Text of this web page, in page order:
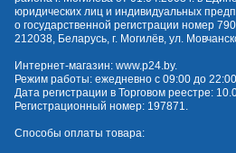
юридических лиц и индивидуальных
о государственной регистрации номер
212038, Беларусь, г. Могилёв, ул.
Интернет-магазин: www.p24.by.
Режим работы: ежедневно с 09:00 до
Дата регистрации в Торговом реестре:
Регистрационный номер: 197871.
Способы оплаты товара: